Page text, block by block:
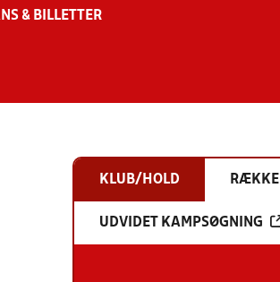
& BILLETTER
KLUB/HOLD RÆKKE
UDVIDET KAMPSØGNING